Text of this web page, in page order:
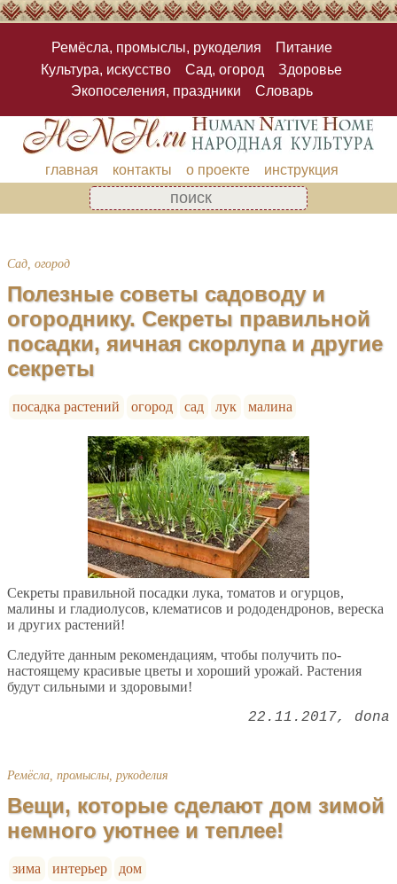
Ремёсла, промыслы, рукоделия
Питание
Культура, искусство
Сад, огород
Здоровье
Экопоселения, праздники
Словарь
главная контакты о проекте инструкция
Сад, огород
Полезные советы садоводу и
огороднику. Секреты правильной
посадки, яичная скорлупа и другие
секреты
посадка растений огород сад лук малина
Секреты правильной посадки лука, томатов и огурцов,
малины и гладиолусов, клематисов и рододендронов, вереска
и других растений!
Следуйте данным рекомендациям, чтобы получить по-
настоящему красивые цветы и хороший урожай. Растения
будут сильными и здоровыми!
22.11.2017 dona
Ремёсла, промыслы, рукоделия
Вещи, которые сделают дом зимой
немного уютнее и теплее!
зима интерьер дом